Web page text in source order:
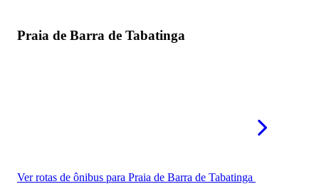
Praia de Barra de Tabatinga
Ver rotas de ônibus para Praia de Barra de Tabatinga